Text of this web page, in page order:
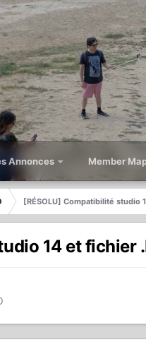
Annonces Member
[RÉSOLU] Compatibilité studio
14 et fichier